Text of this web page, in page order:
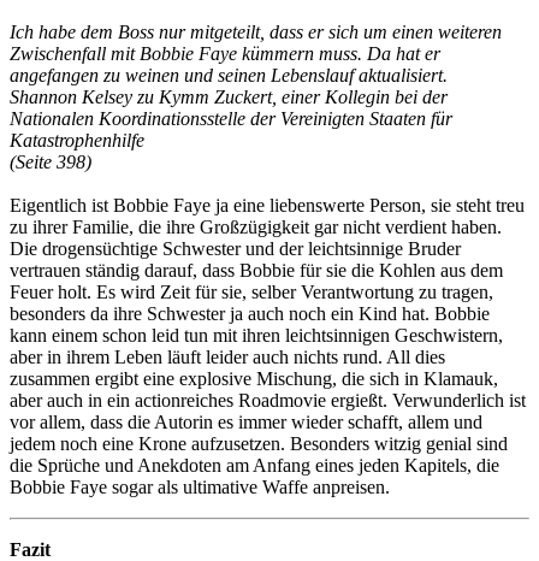
Ich habe dem Boss nur mitgeteilt, dass er sich um einen weiteren
Zwischenfall mit Bobbie Faye kümmern muss. Da hat er
angefangen zu weinen und seinen Lebenslauf aktualisiert.
Shannon Kelsey zu Kymm Zuckert, einer Kollegin bei der
Nationalen Koordinationsstelle der Vereinigten Staaten für
Katastrophenhilfe
(Seite 398)
Eigentlich ist Bobbie Faye ja eine liebenswerte Person, sie steht treu
zu ihrer Familie, die ihre Großzügigkeit gar nicht verdient haben.
Die drogensüchtige Schwester und der leichtsinnige Bruder
vertrauen ständig darauf, dass Bobbie für sie die Kohlen aus dem
Feuer holt. Es wird Zeit für sie, selber Verantwortung zu tragen,
besonders da ihre Schwester ja auch noch ein Kind hat. Bobbie
kann einem schon leid tun mit ihren leichtsinnigen Geschwistern,
aber in ihrem Leben läuft leider auch nichts rund. All dies
zusammen ergibt eine explosive Mischung, die sich in Klamauk,
aber auch in ein actionreiches Roadmovie ergießt. Verwunderlich ist
vor allem, dass die Autorin es immer wieder schafft, allem und
jedem noch eine Krone aufzusetzen. Besonders witzig genial sind
die Sprüche und Anekdoten am Anfang eines jeden Kapitels, die
Bobbie Faye sogar als ultimative Waffe anpreisen.
Fazit